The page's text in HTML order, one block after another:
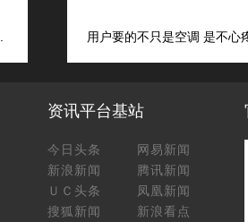
用户要的不只是空调 是不心
资讯平台基站
今日头条
网易新闻
新浪新闻
腾讯新闻
ＵＣ头条
凤凰新闻
搜狐新闻
新浪看点